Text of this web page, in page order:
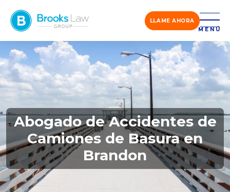
LLAME AHORA
MENÚ
Abogado de Accidentes de
Camiones de Basura en
Brandon